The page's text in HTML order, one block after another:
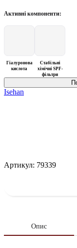
Активні компоненти:
Гіалуронова
кислота
Стабільні
хімічні SPF-
фільтри
Isehan
Артикул: 79339
Опис